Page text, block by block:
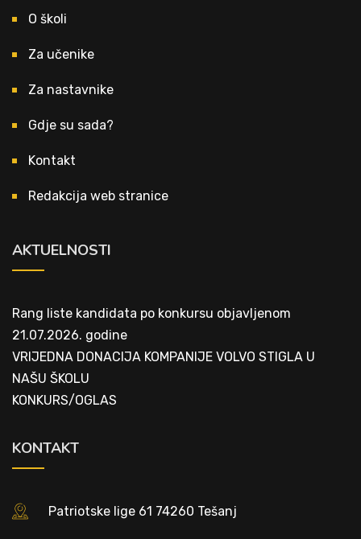
O školi
Za učenike
Za nastavnike
Gdje su sada?
Kontakt
Redakcija web stranice
AKTUELNOSTI
Rang liste kandidata po konkursu objavljenom
21.07.2026. godine
VRIJEDNA DONACIJA KOMPANIJE VOLVO STIGLA U
NAŠU ŠKOLU
KONKURS/OGLAS
KONTAKT
Patriotske lige 61 74260 Tešanj